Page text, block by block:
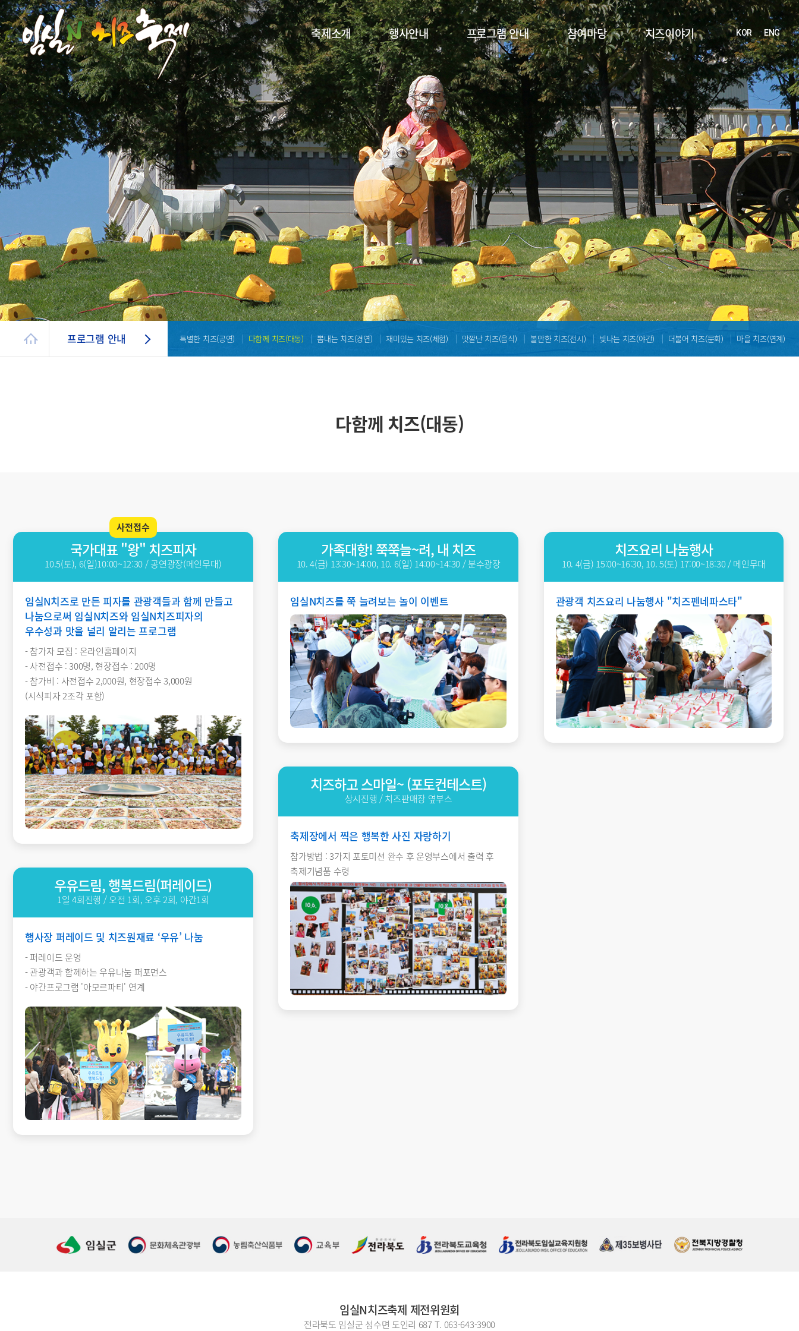
축제소개 행사안내 프로그램 안내 참여마당 치즈이야기 KOR ENG
프로그램 안내 특별한 치즈(공연) 다함께 치즈(대동) 뽐내는 치즈(경연) 재미있는 치즈(체험) 맛깔난 치즈(음식) 볼만한 치즈(전시) 빛나는 치즈(야간) 더불어 치즈(문화) 마을 치즈(연계)
다함께 치즈(대동)
국가대표 "왕" 치즈피자
10.5(토), 6(일)10:00~12:30 / 공연광장(메인무대)
사전접수
임실N치즈로 만든 피자를 관광객들과 함께 만들고
나눔으로써 임실N치즈와 임실N치즈피자의
우수성과 맛을 널리 알리는 프로그램
- 참가자 모집 : 온라인홈페이지
- 사전접수 : 300명, 현장접수 : 200명
- 참가비 : 사전접수 2,000원, 현장접수 3,000원
(시식피자 2조각 포함)
우유드림, 행복드림(퍼레이드)
1일 4회진행 / 오전 1회, 오후 2회, 야간1회
행사장 퍼레이드 및 치즈원재료 ‘우유’ 나눔
- 퍼레이드 운영
- 관광객과 함께하는 우유나눔 퍼포먼스
- 야간프로그램 '아모르파티' 연계
가족대항! 쭉쭉늘~려, 내 치즈
10. 4(금) 13:30~14:00, 10. 6(일) 14:00~14:30 / 분수광장
임실N치즈를 쭉 늘려보는 놀이 이벤트
치즈하고 스마일~ (포토컨테스트)
상시진행 / 치즈판매장 옆부스
축제장에서 찍은 행복한 사진 자랑하기
참가방법 : 3가지 포토미션 완수 후 운영부스에서 출력 후
축제기념품 수령
치즈요리 나눔행사
10. 4(금) 15:00~16:30, 10. 5(토) 17:00~18:30 / 메인무대
관광객 치즈요리 나눔행사 "치즈펜네파스타"
임실N치즈축제 제전위원회
전라북도 임실군 성수면 도인리 687T. 063-643-3900